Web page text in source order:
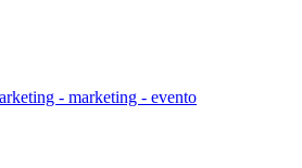
- marketing - evento